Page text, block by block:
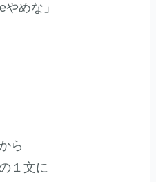
やめな」
ら
１文に